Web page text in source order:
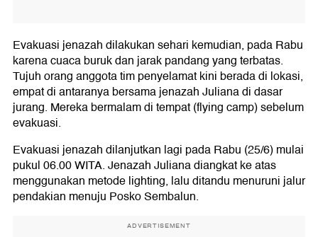
Evakuasi jenazah dilakukan sehari kemudian, pada Rabu
karena cuaca buruk dan jarak pandang yang terbatas.
Tujuh orang anggota tim penyelamat kini berada di lokasi,
empat di antaranya bersama jenazah Juliana di dasar
jurang. Mereka bermalam di tempat (flying camp) sebelum
evakuasi.
Evakuasi jenazah dilanjutkan lagi pada Rabu (25/6) mulai
pukul 06.00 WITA. Jenazah Juliana diangkat ke atas
menggunakan metode lighting, lalu ditandu menuruni jalur
pendakian menuju Posko Sembalun.
ADVERTISEMENT